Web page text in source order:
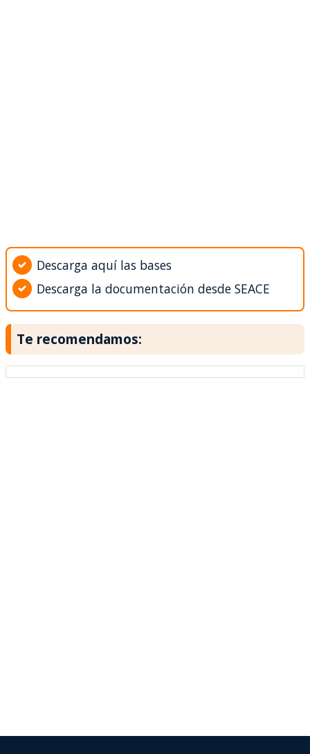
Descarga aquí las bases
Descarga la documentación desde SEACE
Te recomendamos: